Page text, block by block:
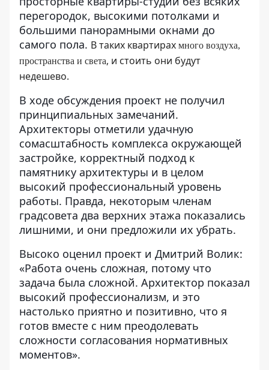
перегородок, высокими потолками и
большими панорамными окнами до
самого пола. В таких квартирах много воздуха,
пространства и света, и стоить они будут
недешево.
В ходе обсуждения проект не получил
принципиальных замечаний.
Архитекторы отметили удачную
сомасштабность комплекса окружающей
застройке, корректный подход к
памятнику архитектуры и в целом
высокий профессиональный уровень
работы. Правда, некоторым членам
градсовета два верхних этажа показались
лишними, и они предложили их убрать.
Высоко оценил проект и Дмитрий Волик:
«Работа очень сложная, потому что
задача была сложной. Архитектор показал
высокий профессионализм, и это
настолько приятно и позитивно, что я
готов вместе с ним преодолевать
сложности согласования нормативных
моментов».